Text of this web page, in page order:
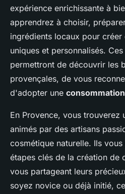
expérience enrichissante à
apprendrez à choisir,
ingrédients locaux pour
uniques et personnalisés.
permettront de découvrir les
provençales, de vous
d'adopter une
En Provence, vous trouverez
animés par des artisans
cosmétique naturelle. Ils
étapes clés de la création de
vous partageant leurs
soyez novice ou déjà initié,